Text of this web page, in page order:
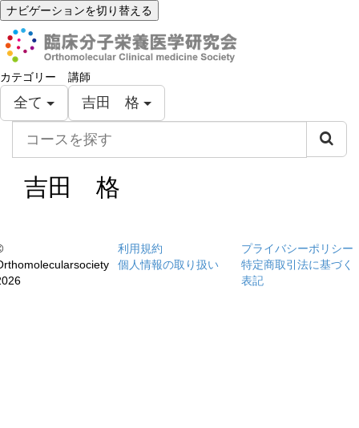
ナビゲーションを切り替える
カテゴリー
全て
講師
吉田 格
ス
吉田 格
利用規約
個人情報の取り扱い
プライバシーポリシー
特定商取引法に基づく
表記